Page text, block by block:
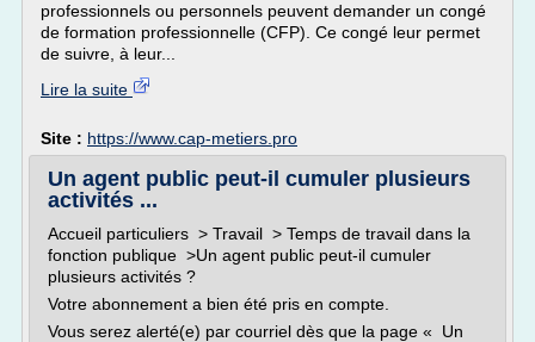
professionnels ou personnels peuvent demander un congé
de formation professionnelle (CFP). Ce congé leur permet
de suivre, à leur...
Lire la suite
Site : https://www.cap-metiers.pro
Un agent public peut-il cumuler plusieurs
activités ...
Accueil particuliers > Travail > Temps de travail dans la
fonction publique >Un agent public peut-il cumuler
plusieurs activités ?
Votre abonnement a bien été pris en compte.
Vous serez alerté(e) par courriel dès que la page « Un